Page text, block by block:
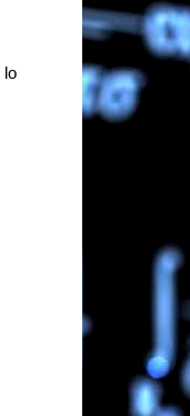
lo